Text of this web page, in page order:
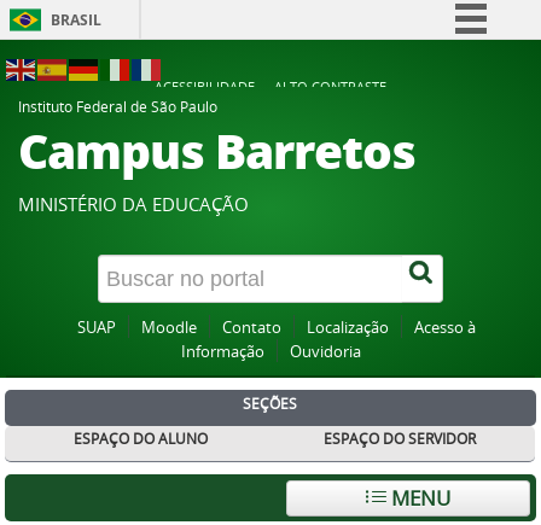
BRASIL
Participe
Acesso à informação
Canais
ACESSIBILIDADE
ALTO CONTRASTE
Instituto Federal de São Paulo
Campus Barretos
MINISTÉRIO DA EDUCAÇÃO
SUAP Moodle Contato Localização
Acesso à
Informação
Ouvidoria
SEÇÕES
ESPAÇO DO ALUNO
ESPAÇO DO SERVIDOR
MENU